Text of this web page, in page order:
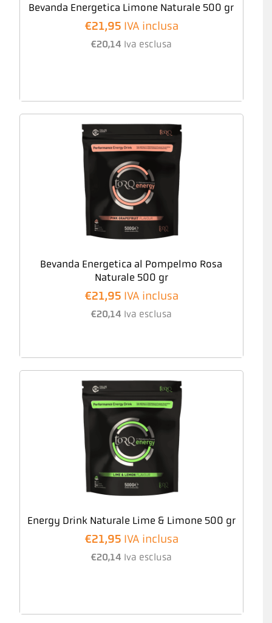
Bevanda Energetica Limone Naturale 500 gr
€21,95 IVA inclusa
€20,14 Iva esclusa
Bevanda Energetica al Pompelmo Rosa
Naturale 500 gr
€21,95 IVA inclusa
€20,14 Iva esclusa
Energy Drink Naturale Lime & Limone 500 gr
€21,95 IVA inclusa
€20,14 Iva esclusa